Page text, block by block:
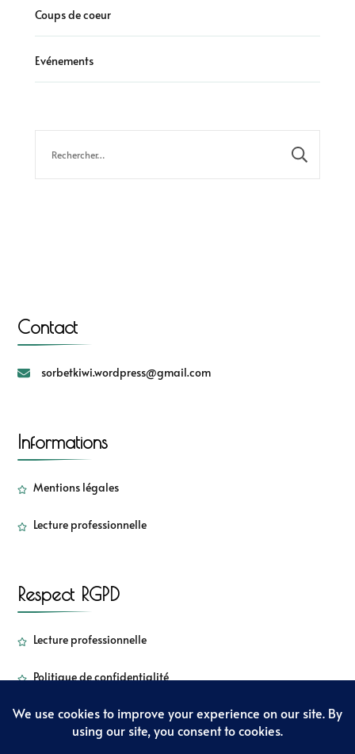
Coups de coeur
Evénements
Contact
sorbetkiwi.wordpress@gmail.com
Informations
Mentions légales
Lecture professionnelle
Respect RGPD
Lecture professionnelle
Politique de confidentialité